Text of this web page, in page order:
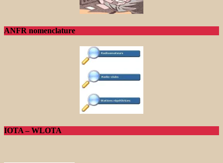
ANFR nomenclature
IOTA – WLOTA